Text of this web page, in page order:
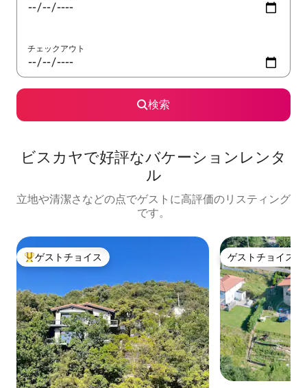
チェックアウト
検索
ビスカヤで好評なバケーションレンタ
ル
立地や清潔さなどの点でゲストに高評価のリスティング
です。
大好評のゲストチョイスです。
ゲストチョイス ゲストチョイス
ゲストチョイス